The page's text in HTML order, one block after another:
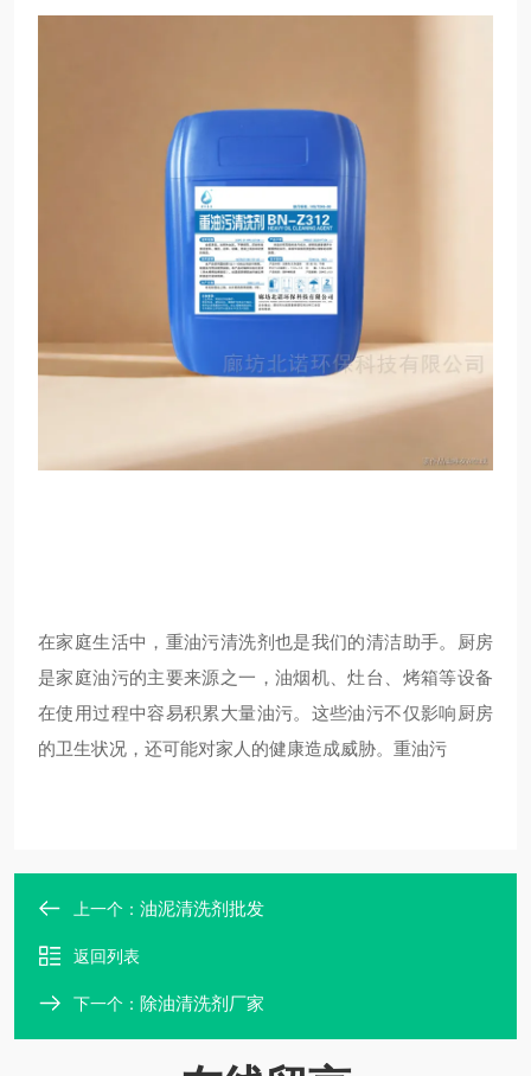
在家庭生活中，重油污清洗剂也是我们的清洁助手。厨房
是家庭油污的主要来源之一，油烟机、灶台、烤箱等设备
在使用过程中容易积累大量油污。这些油污不仅影响厨房
的卫生状况，还可能对家人的健康造成威胁。重油污
上一个： 油泥清洗剂批发
返回列表
下一个： 除油清洗剂厂家